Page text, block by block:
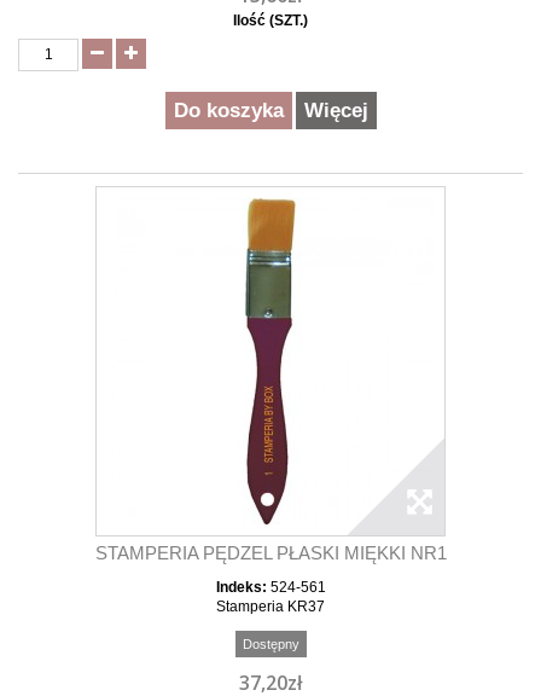
Ilość (SZT.)
Do koszyka Więcej
STAMPERIA PĘDZEL PŁASKI MIĘKKI NR1
Indeks: 524-561
Stamperia KR37
Dostępny
37,20zł